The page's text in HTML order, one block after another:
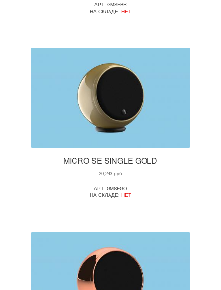
АРТ: GMSEBR
НА СКЛАДЕ: НЕТ
MICRO SE SINGLE GOLD
20,243руб
АРТ: GMSEGO
НА СКЛАДЕ: НЕТ